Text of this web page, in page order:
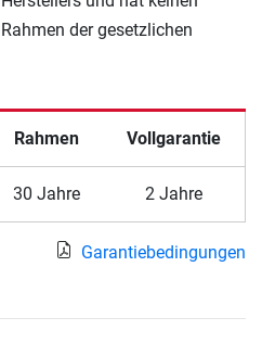
der gesetzlichen
Rahmen Vollgarantie
30 Jahre 2 Jahre
Garantiebedingungen